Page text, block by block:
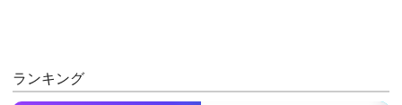
ランキング